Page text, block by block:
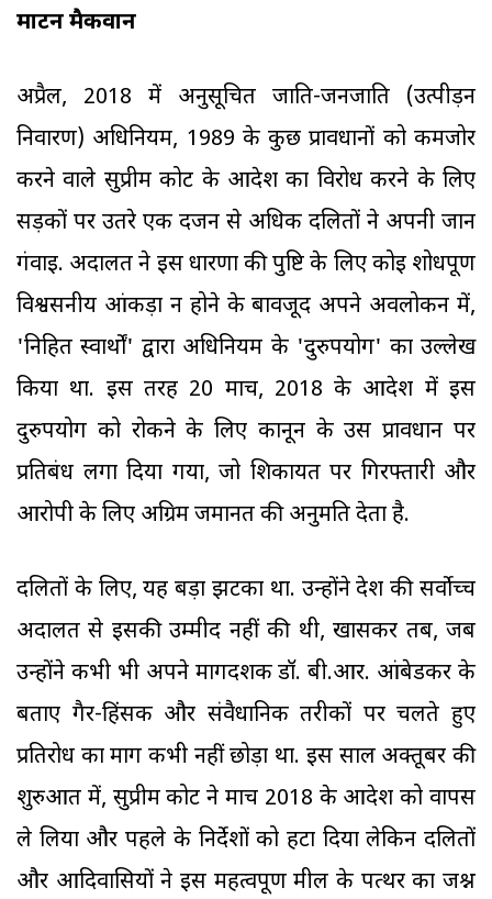
मार्टिन मैकवान
अप्रैल, 2018 में अनुसूचित जाति-जनजाति (उत्पीड़न
निवारण) अधिनियम, 1989 के कुछ प्रावधानों को कमजोर
करने वाले सुप्रीम कोर्ट के आदेश का विरोध करने के लिए
सड़कों पर उतरे एक दर्जन से अधिक दलितों ने अपनी जान
गंवाई. अदालत ने इस धारणा की पुष्टि के लिए कोई शोधपूर्ण
विश्वसनीय आंकड़ा न होने के बावजूद अपने अवलोकन में,
'निहित स्वार्थों' द्वारा अधिनियम के 'दुरुपयोग' का उल्लेख
किया था. इस तरह 20 मार्च, 2018 के आदेश में इस
दुरुपयोग को रोकने के लिए कानून के उस प्रावधान पर
प्रतिबंध लगा दिया गया, जो शिकायत पर गिरफ्तारी और
आरोपी के लिए अग्रिम जमानत की अनुमति देता है.
दलितों के लिए, यह बड़ा झटका था. उन्होंने देश की सर्वोच्च
अदालत से इसकी उम्मीद नहीं की थी, खासकर तब, जब
उन्होंने कभी भी अपने मार्गदर्शक डॉ. बी.आर. आंबेडकर के
बताए गैर-हिंसक और संवैधानिक तरीकों पर चलते हुए
प्रतिरोध का मार्ग कभी नहीं छोड़ा था. इस साल अक्तूबर की
शुरुआत में, सुप्रीम कोर्ट ने मार्च 2018 के आदेश को वापस
ले लिया और पहले के निर्देशों को हटा दिया लेकिन दलितों
और आदिवासियों ने इस महत्वपूर्ण मील के पत्थर का जश्न